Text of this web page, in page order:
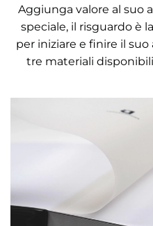
Aggiunga valore al suo
speciale, il risguardo è
per iniziare e finire il
tre materiali